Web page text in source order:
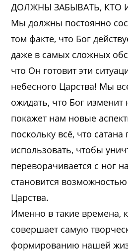
ДОЛЖНЫ ЗАБЫВАТЬ, КТО
Мы должны постоянно
том факте, что Бог
даже в самых сложных
что Он готовит эти
небесного Царства! Мы
ожидать, что Бог
покажет нам новые
поскольку всё, что сатана
использовать, чтобы
переворачивается с ног
становится
Царства.
Именно в такие времена,
совершает самую
формированию нашей